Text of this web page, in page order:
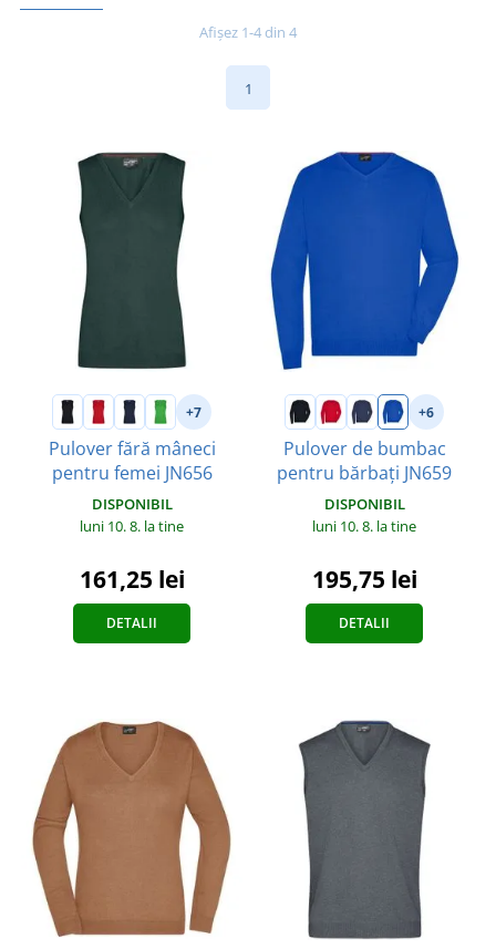
Afișez 1-4 din 4
1
+7
Pulover fără mâneci
pentru femei JN656
DISPONIBIL
luni 10. 8. la tine
161,25 lei
DETALII
+6
Pulover de bumbac
pentru bărbați JN659
DISPONIBIL
luni 10. 8. la tine
195,75 lei
DETALII